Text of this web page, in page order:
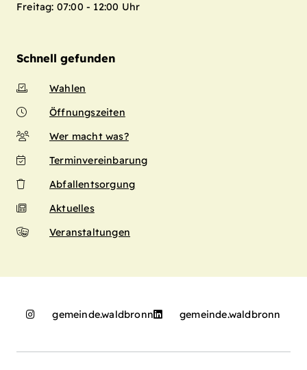
Freitag: 07:00 - 12:00 Uhr
Schnell gefunden
Wahlen
Öffnungszeiten
Wer macht was?
Terminvereinbarung
Abfallentsorgung
Aktuelles
Veranstaltungen
gemeinde.waldbronn gemeinde.waldbronn